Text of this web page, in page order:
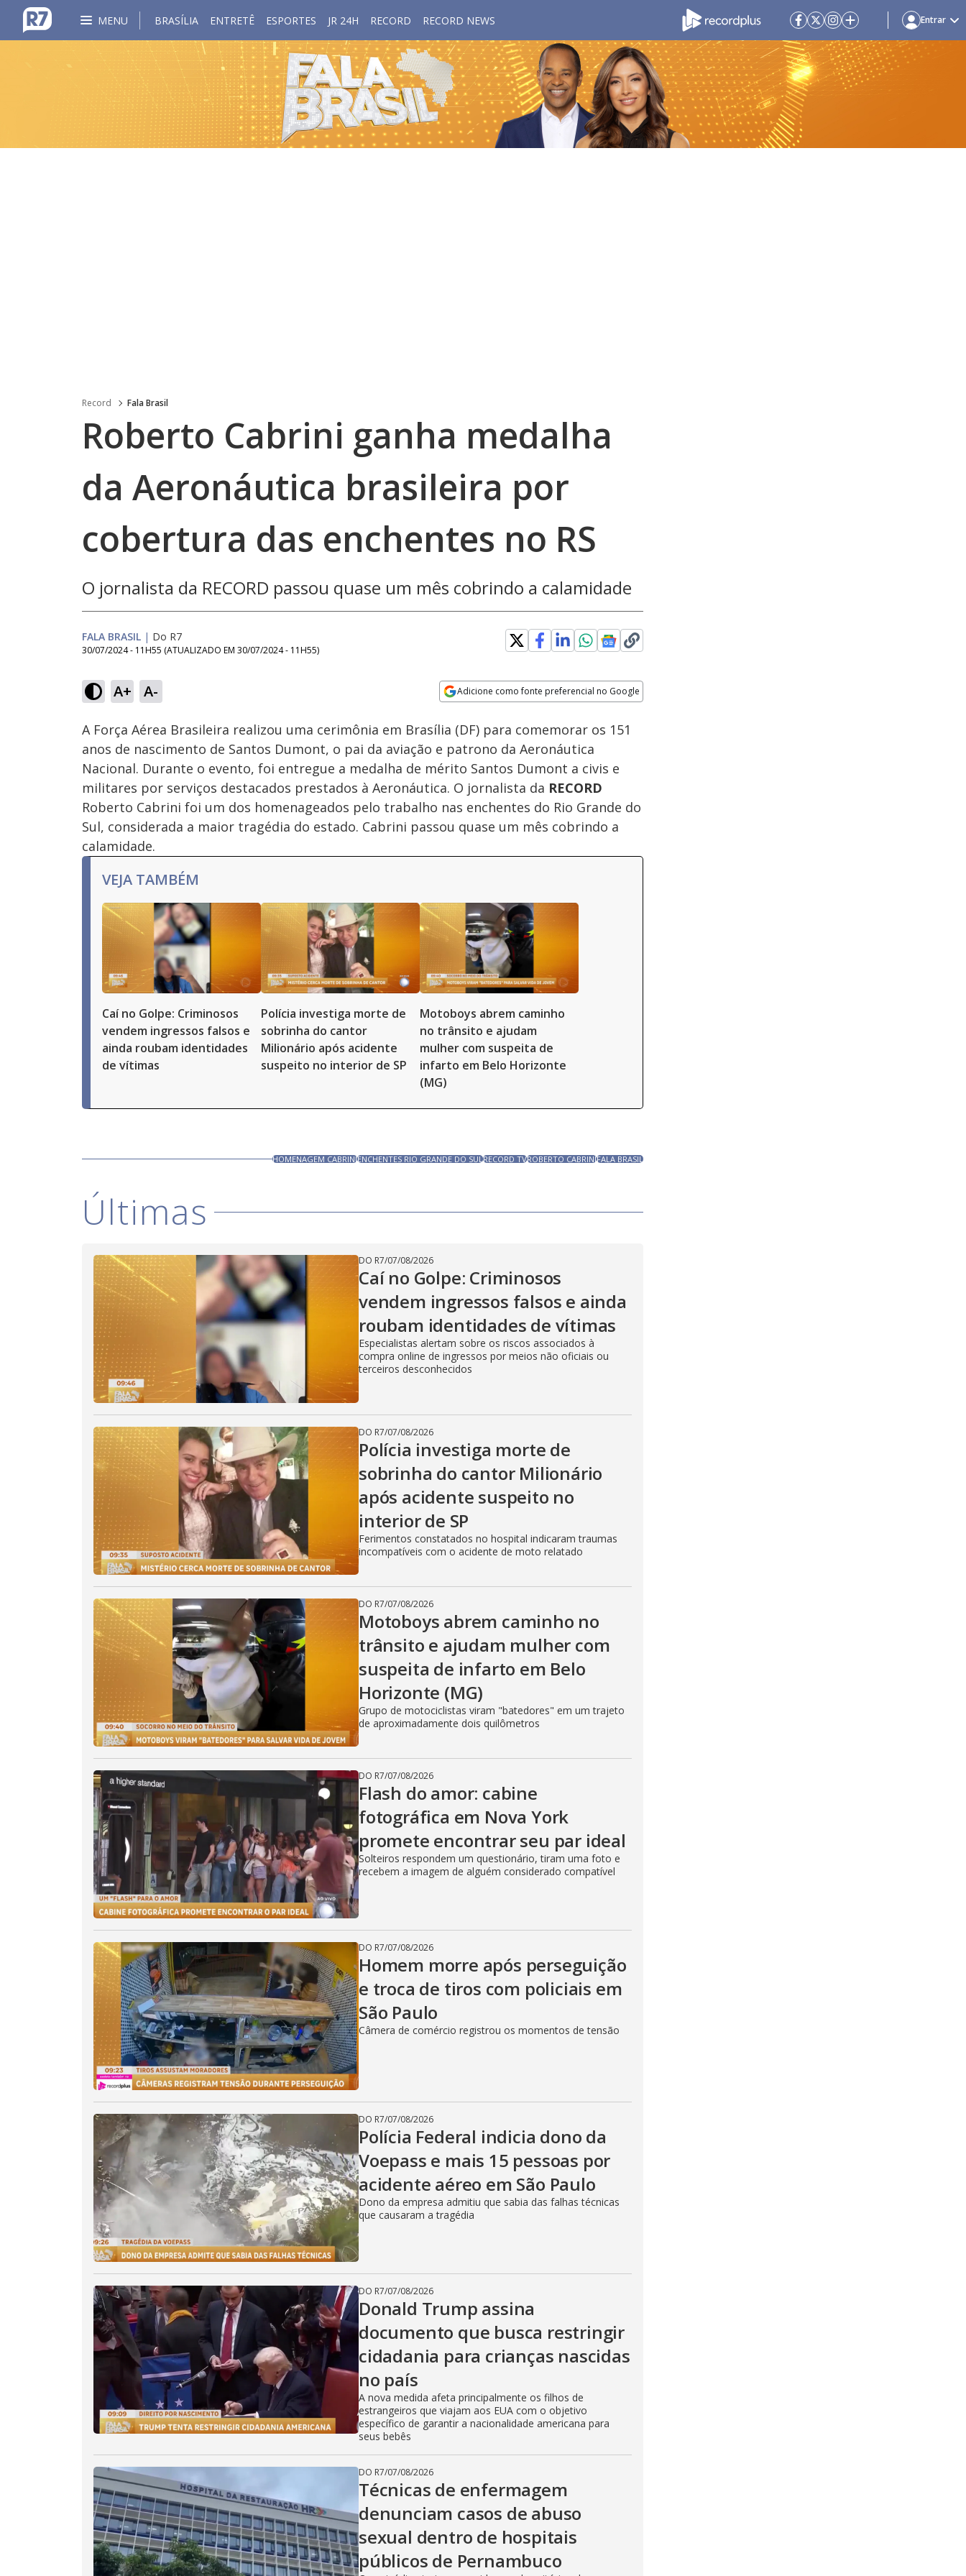
MENU BRASÍLIA ENTRETÊ ESPORTES JR 24H RECORD RECORD NEWS Entrar
Record Fala Brasil
Roberto Cabrini ganha medalha
da Aeronáutica brasileira por
cobertura das enchentes no RS
O jornalista da RECORD passou quase um mês cobrindo a calamidade
FALA BRASIL | Do R7
30/07/2024 - 11H55 (ATUALIZADO EM 30/07/2024 - 11H55)
A+ A- Adicione como fonte preferencial no Google
Ativar
Som
Velocidade
A Força Aérea Brasileira realizou uma cerimônia em Brasília (DF) para comemorar os 151
anos de nascimento de Santos Dumont, o pai da aviação e patrono da Aeronáutica
Nacional. Durante o evento, foi entregue a medalha de mérito Santos Dumont a civis e
militares por serviços destacados prestados à Aeronáutica. O jornalista da RECORD
Roberto Cabrini foi um dos homenageados pelo trabalho nas enchentes do Rio Grande do
Sul, considerada a maior tragédia do estado. Cabrini passou quase um mês cobrindo a
calamidade.
VEJA TAMBÉM
Caí no Golpe: Criminosos
vendem ingressos falsos e
ainda roubam identidades
de vítimas
Polícia investiga morte de
sobrinha do cantor
Milionário após acidente
suspeito no interior de SP
Motoboys abrem caminho
no trânsito e ajudam
mulher com suspeita de
infarto em Belo Horizonte
(MG)
HOMENAGEM CABRINIENCHENTES RIO GRANDE DO SULRECORD TVROBERTO CABRINIFALA BRASIL
Últimas
DO R7/07/08/2026
Caí no Golpe: Criminosos
vendem ingressos falsos e ainda
roubam identidades de vítimas
Especialistas alertam sobre os riscos associados à
compra online de ingressos por meios não oficiais ou
terceiros desconhecidos
DO R7/07/08/2026
Polícia investiga morte de
sobrinha do cantor Milionário
após acidente suspeito no
interior de SP
Ferimentos constatados no hospital indicaram traumas
incompatíveis com o acidente de moto relatado
DO R7/07/08/2026
Motoboys abrem caminho no
trânsito e ajudam mulher com
suspeita de infarto em Belo
Horizonte (MG)
Grupo de motociclistas viram "batedores" em um trajeto
de aproximadamente dois quilômetros
DO R7/07/08/2026
Flash do amor: cabine
fotográfica em Nova York
promete encontrar seu par ideal
Solteiros respondem um questionário, tiram uma foto e
recebem a imagem de alguém considerado compatível
DO R7/07/08/2026
Homem morre após perseguição
e troca de tiros com policiais em
São Paulo
Câmera de comércio registrou os momentos de tensão
DO R7/07/08/2026
Polícia Federal indicia dono da
Voepass e mais 15 pessoas por
acidente aéreo em São Paulo
Dono da empresa admitiu que sabia das falhas técnicas
que causaram a tragédia
DO R7/07/08/2026
Donald Trump assina
documento que busca restringir
cidadania para crianças nascidas
no país
A nova medida afeta principalmente os filhos de
estrangeiros que viajam aos EUA com o objetivo
específico de garantir a nacionalidade americana para
seus bebês
DO R7/07/08/2026
Técnicas de enfermagem
denunciam casos de abuso
sexual dentro de hospitais
públicos de Pernambuco